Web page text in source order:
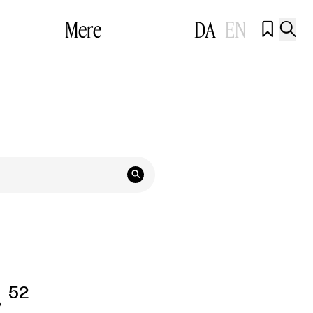
Mere DA EN  

52